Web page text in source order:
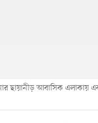
ছায়ানীড় আবাসিক এলাকায়